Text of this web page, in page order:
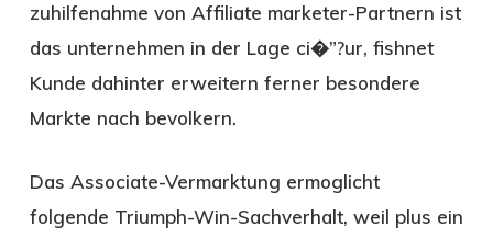
zuhilfenahme von Affiliate marketer-Partnern ist
das unternehmen in der Lage ci�”?ur, fishnet
Kunde dahinter erweitern ferner besondere
Markte nach bevolkern.
Das Associate-Vermarktung ermoglicht
folgende Triumph-Win-Sachverhalt, weil plus ein